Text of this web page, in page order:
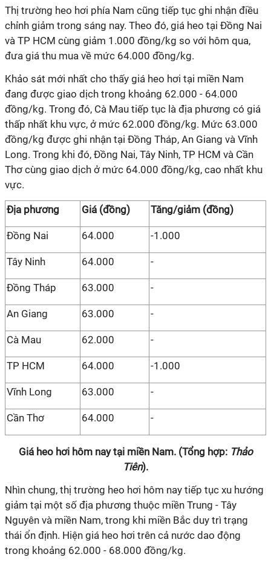
Thị trường heo hơi phía Nam cũng tiếp tục ghi nhận điều
chỉnh giảm trong sáng nay. Theo đó, giá heo tại Đồng Nai
và TP HCM cùng giảm 1.000 đồng/kg so với hôm qua,
đưa giá thu mua về mức 64.000 đồng/kg.
Khảo sát mới nhất cho thấy giá heo hơi tại miền Nam
đang được giao dịch trong khoảng 62.000 - 64.000
đồng/kg. Trong đó, Cà Mau tiếp tục là địa phương có giá
thấp nhất khu vực, ở mức 62.000 đồng/kg. Mức 63.000
đồng/kg được ghi nhận tại Đồng Tháp, An Giang và Vĩnh
Long. Trong khi đó, Đồng Nai, Tây Ninh, TP HCM và Cần
Thơ cùng giao dịch ở mức 64.000 đồng/kg, cao nhất khu
vực.
Địa phương Giá (đồng) Tăng/giảm (đồng)
Đồng Nai 64.000 -1.000
Tây Ninh 64.000 -
Đồng Tháp 63.000 -
An Giang 63.000 -
Cà Mau 62.000 -
TP HCM 64.000 -1.000
Vĩnh Long 63.000 -
Cần Thơ 64.000 -
Giá heo hơi hôm nay tại miền Nam. (Tổng hợp: Thảo
Tiên).
Nhìn chung, thị trường heo hơi hôm nay tiếp tục xu hướng
giảm tại một số địa phương thuộc miền Trung - Tây
Nguyên và miền Nam, trong khi miền Bắc duy trì trạng
thái ổn định. Hiện giá heo hơi trên cả nước dao động
trong khoảng 62.000 - 68.000 đồng/kg.